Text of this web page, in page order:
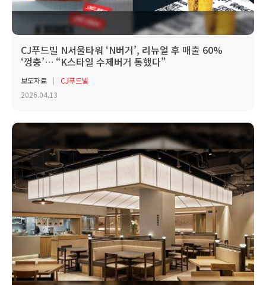
CJ푸드빌 N서울타워 ‘N버거’, 리뉴얼 후 매출 60%
‘껑충’… “K스타일 수제버거 통했다”
보도자료
CJ푸드빌
2026.04.13